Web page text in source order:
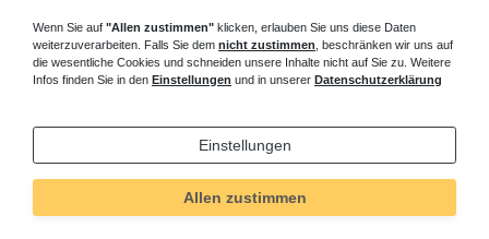
Wenn Sie auf "Allen zustimmen" klicken, erlauben Sie uns diese Daten
weiterzuverarbeiten. Falls Sie dem nicht zustimmen , beschränken wir uns auf
die wesentliche Cookies und schneiden unsere Inhalte nicht auf Sie zu. Weitere
Infos finden Sie in den Einstellungen und in unserer Datenschutzerklärung
Einstellungen
Allen zustimmen